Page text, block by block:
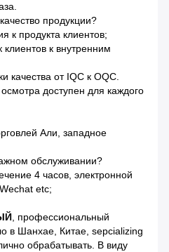
продукции?
к продукта клиентов;
клиентов к внутренним
качества от IQC к OQC.
доступен для каждого
Али, западное
обслуживании?
4 часов, электронной
etc;
, профессиональный
в Шанхае, Китае, sepcializing
обрабатывать. В виду